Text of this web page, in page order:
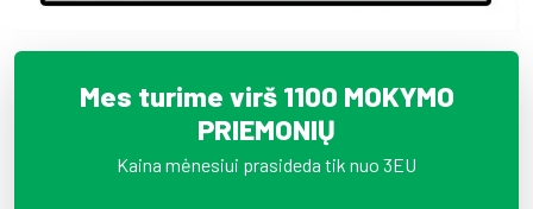
Mes turime virš 1100 MOKYMO
PRIEMONIŲ
Kaina mėnesiui prasideda tik nuo 3EU